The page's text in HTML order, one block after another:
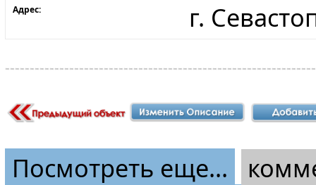
Адрес: г.
Посмотреть еще...